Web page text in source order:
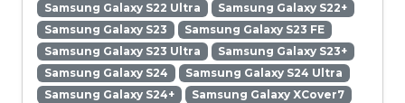
Samsung Galaxy S22 Ultra
Samsung Galaxy S22+
Samsung Galaxy S23
Samsung Galaxy S23 FE
Samsung Galaxy S23 Ultra
Samsung Galaxy S23+
Samsung Galaxy S24
Samsung Galaxy S24 Ultra
Samsung Galaxy S24+
Samsung Galaxy XCover7